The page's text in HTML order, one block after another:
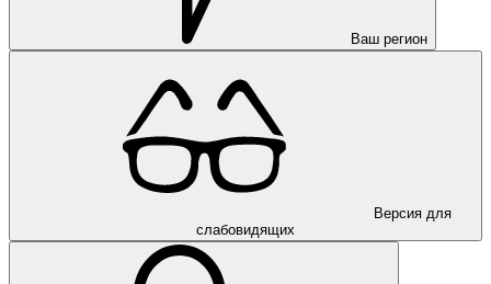
Ваш регион
Версия для
слабовидящих